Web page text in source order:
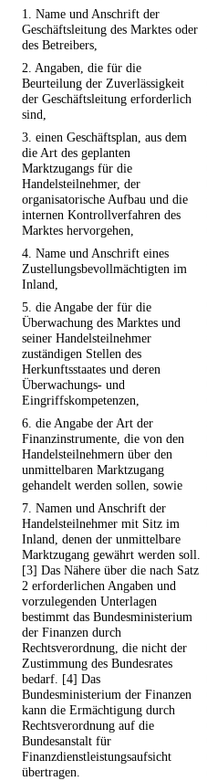
1. Name und Anschrift der
Geschäftsleitung des Marktes oder
des Betreibers,
2. Angaben, die für die
Beurteilung der Zuverlässigkeit
der Geschäftsleitung erforderlich
sind,
3. einen Geschäftsplan, aus dem
die Art des geplanten
Marktzugangs für die
Handelsteilnehmer, der
organisatorische Aufbau und die
internen Kontrollverfahren des
Marktes hervorgehen,
4. Name und Anschrift eines
Zustellungsbevollmächtigten im
Inland,
5. die Angabe der für die
Überwachung des Marktes und
seiner Handelsteilnehmer
zuständigen Stellen des
Herkunftsstaates und deren
Überwachungs- und
Eingriffskompetenzen,
6. die Angabe der Art der
Finanzinstrumente, die von den
Handelsteilnehmern über den
unmittelbaren Marktzugang
gehandelt werden sollen, sowie
7. Namen und Anschrift der
Handelsteilnehmer mit Sitz im
Inland, denen der unmittelbare
Marktzugang gewährt werden soll.
[3] Das Nähere über die nach Satz
2 erforderlichen Angaben und
vorzulegenden Unterlagen
bestimmt das Bundesministerium
der Finanzen durch
Rechtsverordnung, die nicht der
Zustimmung des Bundesrates
bedarf. [4] Das
Bundesministerium der Finanzen
kann die Ermächtigung durch
Rechtsverordnung auf die
Bundesanstalt für
Finanzdienstleistungsaufsicht
übertragen.